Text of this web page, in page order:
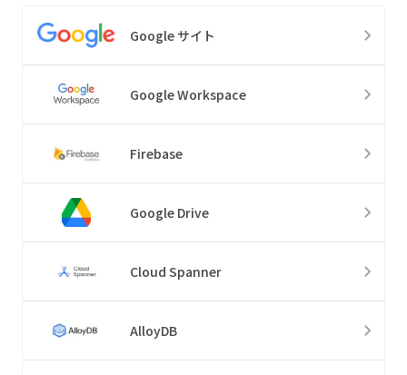
Google サイト
Google Workspace
Firebase
Google Drive
Cloud Spanner
AlloyDB